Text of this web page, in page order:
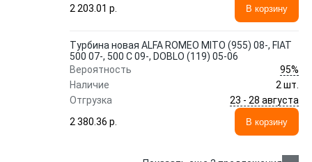
2 203.01 p.
В корзину
Турбина новая ALFA ROMEO MITO (955) 08-, FIAT
500 07-, 500 C 09-, DOBLO (119) 05-06
Вероятность
95%
Наличие
2 шт.
Отгрузка
23 - 28 августа
2 380.36 p.
В корзину